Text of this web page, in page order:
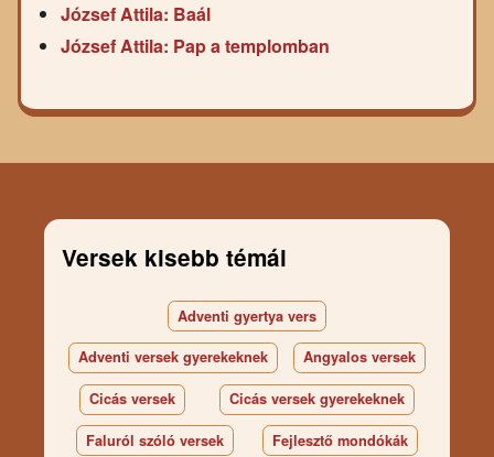
József Attila: Baál
József Attila: Pap a templomban
Versek kisebb témái
Adventi gyertya vers
Adventi versek gyerekeknek Angyalos versek
Cicás versek Cicás versek gyerekeknek
Faluról szóló versek Fejlesztő mondókák